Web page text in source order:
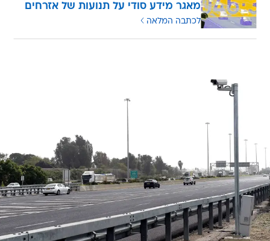
מאגר מידע סודי על תנועות של אזרחים
לכתבה המלאה